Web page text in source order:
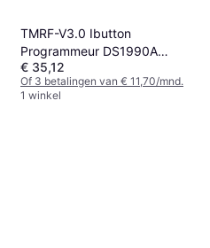
TMRF-V3.0 Ibutton
Programmeur DS1990A
Duplicator
€ 35,12
Of 3 betalingen van € 11,70/mnd.
1 winkel